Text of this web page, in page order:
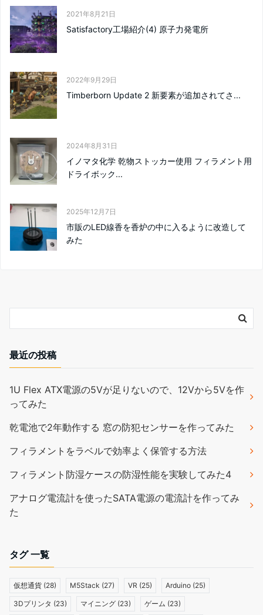
2021年8月21日
Satisfactory工場紹介(4) 原子力発電所
2022年9月29日
Timberborn Update 2 新要素が追加されてさ...
2024年8月31日
イノマタ化学 乾物ストッカー使用 フィラメント用
ドライボック...
2025年12月7日
市販のLED線香を香炉の中に入るように改造して
みた
最近の投稿
1U Flex ATX電源の5Vが足りないので、12Vから5Vを作
ってみた
乾電池で2年動作する 窓の防犯センサーを作ってみた
フィラメントをラベルで効率よく保管する方法
フィラメント防湿ケースの防湿性能を実験してみた4
アナログ電流計を使ったSATA電源の電流計を作ってみ
た
タグ 一覧
仮想通貨 (28) M5Stack (27) VR (25) Arduino (25)
3Dプリンタ (23) マイニング (23) ゲーム (23)